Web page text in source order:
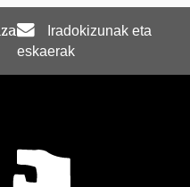
Iradokizunak eta
eskaerak